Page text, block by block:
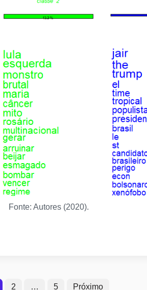
Fonte: Autores (2020).
2 … 5 Próximo